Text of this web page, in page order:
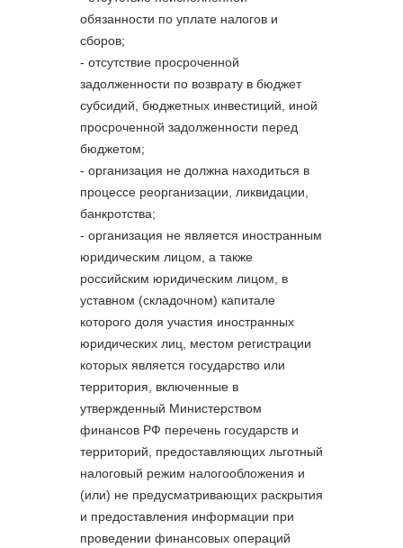
обязанности по уплате налогов и
сборов;
- отсутствие просроченной
задолженности по возврату в бюджет
субсидий, бюджетных инвестиций, иной
просроченной задолженности перед
бюджетом;
- организация не должна находиться в
процессе реорганизации, ликвидации,
банкротства;
- организация не является иностранным
юридическим лицом, а также
российским юридическим лицом, в
уставном (складочном) капитале
которого доля участия иностранных
юридических лиц, местом регистрации
которых является государство или
территория, включенные в
утвержденный Министерством
финансов РФ перечень государств и
территорий, предоставляющих льготный
налоговый режим налогообложения и
(или) не предусматривающих раскрытия
и предоставления информации при
проведении финансовых операций